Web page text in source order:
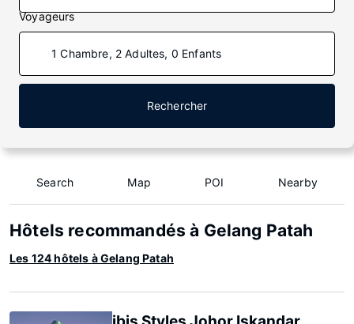
Voyageurs
1 Chambre, 2 Adultes, 0 Enfants
Rechercher
Search Map POI Nearby
Hôtels recommandés à Gelang Patah
Les 124 hôtels à Gelang Patah